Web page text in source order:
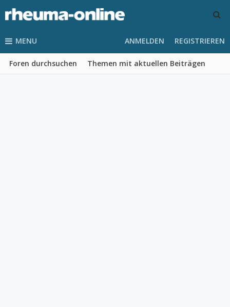
MENU
Foren durchsuchen Themen mit aktuellen Beiträgen
ANMELDEN REGISTRIEREN